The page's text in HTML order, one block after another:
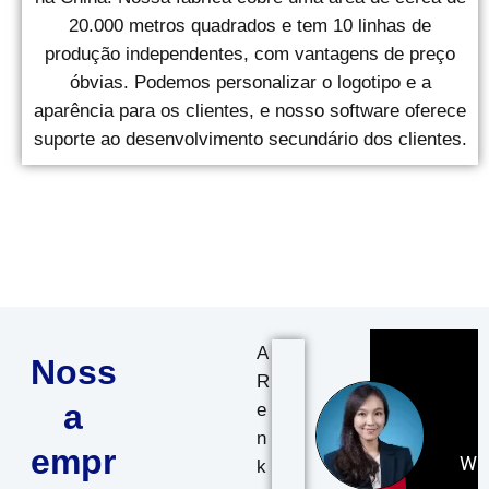
20.000 metros quadrados e tem 10 linhas de
produção independentes, com vantagens de preço
óbvias. Podemos personalizar o logotipo e a
aparência para os clientes, e nosso software oferece
suporte ao desenvolvimento secundário dos clientes.
Noss
a
empr
A
R
e
n
k